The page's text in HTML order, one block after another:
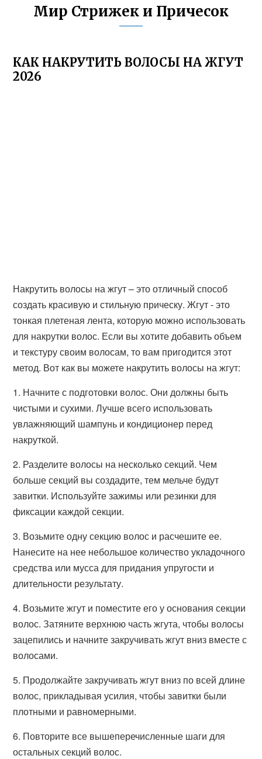
Мир Стрижек и Причесок
КАК НАКРУТИТЬ ВОЛОСЫ НА ЖГУТ
2026
Накрутить волосы на жгут – это отличный способ
создать красивую и стильную прическу. Жгут - это
тонкая плетеная лента, которую можно использовать
для накрутки волос. Если вы хотите добавить объем
и текстуру своим волосам, то вам пригодится этот
метод. Вот как вы можете накрутить волосы на жгут:
1. Начните с подготовки волос. Они должны быть
чистыми и сухими. Лучше всего использовать
увлажняющий шампунь и кондиционер перед
накруткой.
2. Разделите волосы на несколько секций. Чем
больше секций вы создадите, тем мельче будут
завитки. Используйте зажимы или резинки для
фиксации каждой секции.
3. Возьмите одну секцию волос и расчешите ее.
Нанесите на нее небольшое количество укладочного
средства или мусса для придания упругости и
длительности результату.
4. Возьмите жгут и поместите его у основания секции
волос. Затяните верхнюю часть жгута, чтобы волосы
зацепились и начните закручивать жгут вниз вместе с
волосами.
5. Продолжайте закручивать жгут вниз по всей длине
волос, прикладывая усилия, чтобы завитки были
плотными и равномерными.
6. Повторите все вышеперечисленные шаги для
остальных секций волос.